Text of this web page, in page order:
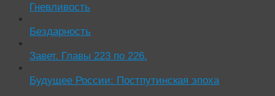
Гневливость
Бездарность
Завет. Главы 223 по 226.
Будущее России: Постпутинская эпоха